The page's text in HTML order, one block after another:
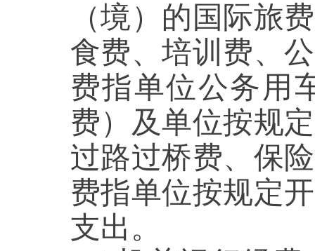
（境）的国际旅
食费、培训费、
费指单位公务用
费）及单位按规
过路过桥费、保
费指单位按规定
支出。